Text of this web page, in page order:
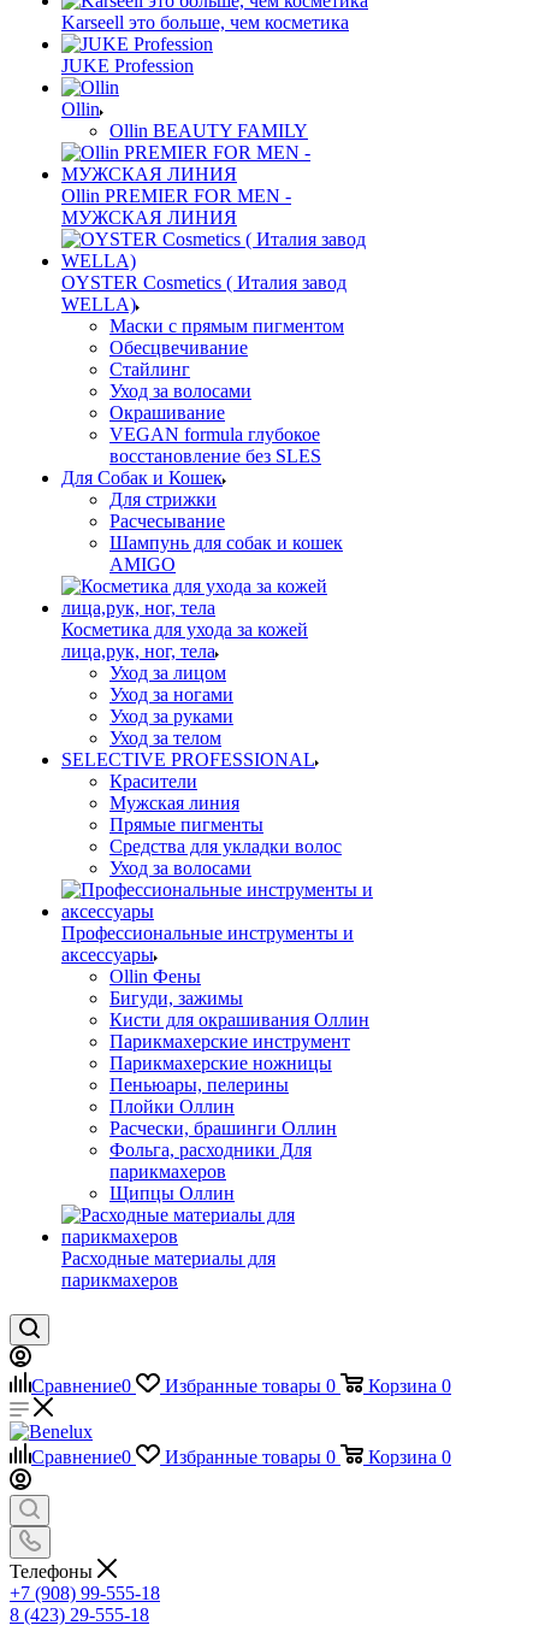
Karseell это больше, чем косметика
JUKE Profession
Ollin
Ollin BEAUTY FAMILY
Ollin PREMIER FOR MEN -
МУЖСКАЯ ЛИНИЯ
OYSTER Cosmetics ( Италия завод
WELLA)
Маски с прямым пигментом
Обесцвечивание
Стайлинг
Уход за волосами
Окрашивание
VEGAN formula глубокое
восстановление без SLES
Для Собак и Кошек
Для стрижки
Расчесывание
Шампунь для собак и кошек
AMIGO
Косметика для ухода за кожей
лица,рук, ног, тела
Уход за лицом
Уход за ногами
Уход за руками
Уход за телом
SELECTIVE PROFESSIONAL
Красители
Мужская линия
Прямые пигменты
Средства для укладки волос
Уход за волосами
Профессиональные инструменты и
аксессуары
Ollin Фены
Бигуди, зажимы
Кисти для окрашивания Оллин
Парикмахерские инструмент
Парикмахерские ножницы
Пеньюары, пелерины
Плойки Оллин
Расчески, брашинги Оллин
Фольга, расходники Для
парикмахеров
Щипцы Оллин
Расходные материалы для
парикмахеров
Сравнение0 Избранные товары 0 Корзина 0
Сравнение0 Избранные товары 0 Корзина 0
Телефоны
+7 (908) 99-555-18
8 (423) 29-555-18